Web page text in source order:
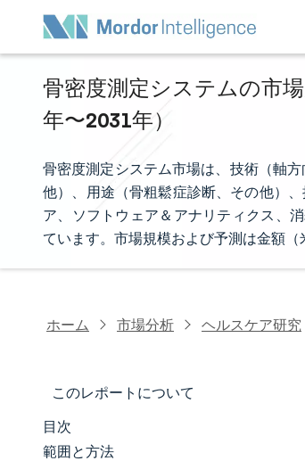
骨密度測定システムの市
年〜2031年）
骨密度測定システム市場は、技術（軸
他）、用途（骨粗鬆症診断、その他）
ア、ソフトウェア＆アナリティクス、
ています。市場規模および予測は金額（
ホーム 市場分析 ヘルスケア研究
このレポートについて
市場規模とシェア
目次
範囲と方法